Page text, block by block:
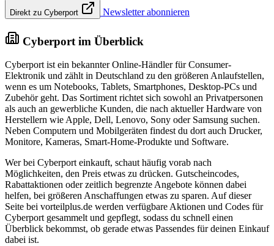
Direkt zu Cyberport Newsletter abonnieren
Cyberport im Überblick
Cyberport ist ein bekannter Online-Händler für Consumer-
Elektronik und zählt in Deutschland zu den größeren Anlaufstellen,
wenn es um Notebooks, Tablets, Smartphones, Desktop-PCs und
Zubehör geht. Das Sortiment richtet sich sowohl an Privatpersonen
als auch an gewerbliche Kunden, die nach aktueller Hardware von
Herstellern wie Apple, Dell, Lenovo, Sony oder Samsung suchen.
Neben Computern und Mobilgeräten findest du dort auch Drucker,
Monitore, Kameras, Smart-Home-Produkte und Software.
Wer bei Cyberport einkauft, schaut häufig vorab nach
Möglichkeiten, den Preis etwas zu drücken. Gutscheincodes,
Rabattaktionen oder zeitlich begrenzte Angebote können dabei
helfen, bei größeren Anschaffungen etwas zu sparen. Auf dieser
Seite bei vorteilplus.de werden verfügbare Aktionen und Codes für
Cyberport gesammelt und gepflegt, sodass du schnell einen
Überblick bekommst, ob gerade etwas Passendes für deinen Einkauf
dabei ist.